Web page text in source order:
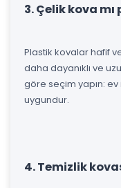
3. Çelik kova
Plastik kovalar hafif
daha dayanıklı ve
göre seçim yapın: ev
uygundur.
4. Temizlik